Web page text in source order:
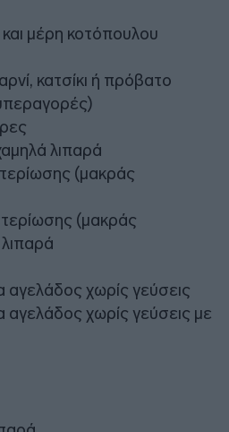
μέρη κοτόπουλου
κατσίκι ή πρόβατο
λιπαρά
(μακράς
(μακράς
αγελάδος χωρίς γεύσεις
αγελάδος χωρίς γεύσεις με